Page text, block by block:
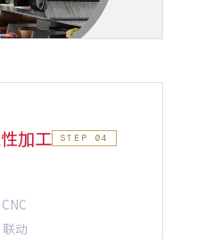
加工 STEP 04
联动